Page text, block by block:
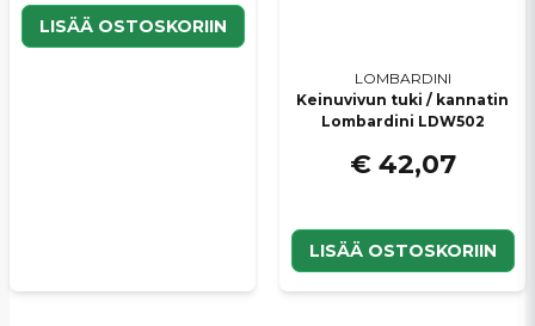
LISÄÄ OSTOSKORIIN
LOMBARDINI
Keinuvivun tuki / kannatin
Lombardini LDW502
€ 42,07
LISÄÄ OSTOSKORIIN